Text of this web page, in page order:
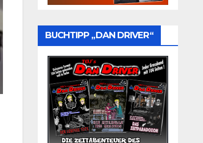
BUCHTIPP „DAN DRIVER“